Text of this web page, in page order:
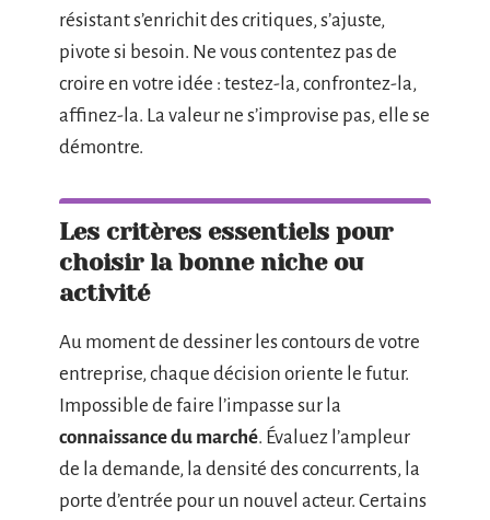
résistant s’enrichit des critiques, s’ajuste,
pivote si besoin. Ne vous contentez pas de
croire en votre idée : testez-la, confrontez-la,
affinez-la. La valeur ne s’improvise pas, elle se
démontre.
Les critères essentiels pour
choisir la bonne niche ou
activité
Au moment de dessiner les contours de votre
entreprise, chaque décision oriente le futur.
Impossible de faire l’impasse sur la
connaissance du marché. Évaluez l’ampleur
de la demande, la densité des concurrents, la
porte d’entrée pour un nouvel acteur. Certains